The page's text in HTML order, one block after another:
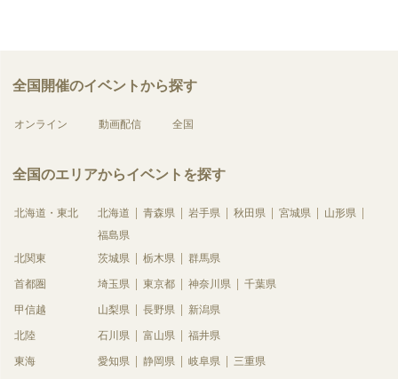
全国開催のイベントから探す
オンライン 動画配信 全国
全国のエリアからイベントを探す
北海道・東北 北海道 青森県 岩手県 秋田県 宮城県
山形県
福島県
北関東
茨城県 栃木県 群馬県
首都圏 埼玉県 東京都 神奈川県 千葉県
甲信越 山梨県 長野県 新潟県
北陸 石川県 富山県 福井県
東海 愛知県 静岡県 岐阜県 三重県